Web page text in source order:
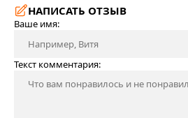
НАПИСАТЬ ОТЗЫВ
Ваше имя:
Текст комментария: